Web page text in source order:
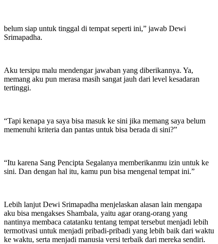
belum siap untuk tinggal di tempat seperti ini,” jawab Dewi
Srimapadha.
Aku tersipu malu mendengar jawaban yang diberikannya. Ya,
memang aku pun merasa masih sangat jauh dari level kesadaran
tertinggi.
“Tapi kenapa ya saya bisa masuk ke sini jika memang saya belum
memenuhi kriteria dan pantas untuk bisa berada di sini?”
“Itu karena Sang Pencipta Segalanya memberikanmu izin untuk ke
sini. Dan dengan hal itu, kamu pun bisa mengenal tempat ini.”
Lebih lanjut Dewi Srimapadha menjelaskan alasan lain mengapa
aku bisa mengakses Shambala, yaitu agar orang-orang yang
nantinya membaca catatanku tentang tempat tersebut menjadi lebih
termotivasi untuk menjadi pribadi-pribadi yang lebih baik dari waktu
ke waktu, serta menjadi manusia versi terbaik dari mereka sendiri.